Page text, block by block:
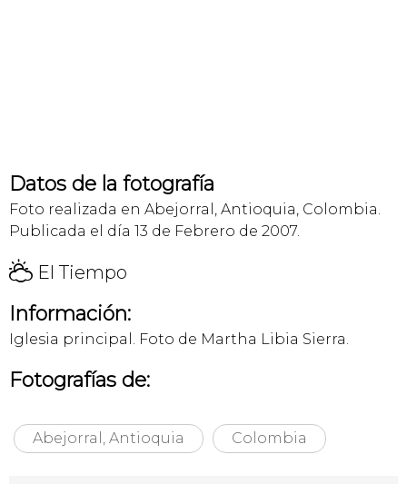
Datos de la fotografía
Foto realizada en Abejorral, Antioquia, Colombia.
Publicada el día 13 de Febrero de 2007.
H El Tiempo
Información:
Iglesia principal. Foto de Martha Libia Sierra.
Fotografías de:
Abejorral, Antioquia Colombia